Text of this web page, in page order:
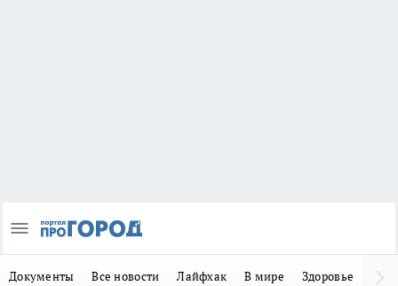
Документы Все новости Лайфхак В мире Здоровье